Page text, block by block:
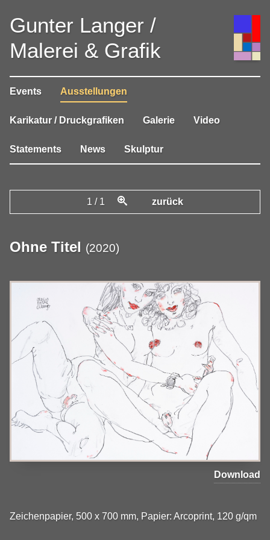
Gunter Langer /
Malerei & Grafik
Events Ausstellungen
Karikatur / Druckgrafiken Galerie Video
Statements News Skulptur
1 / 1 zurück
Ohne Titel (2020)
Download
Zeichenpapier, 500 x 700 mm, Papier: Arcoprint, 120 g/qm